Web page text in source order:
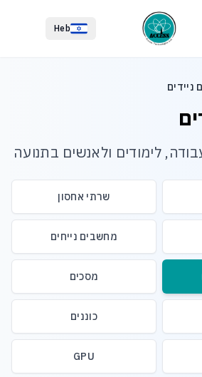
Heb
ניידים
לימודים ולאנשים בתנועה
שרתי אחסון
מחשבים נייחים
מסכים
כוננים
GPU